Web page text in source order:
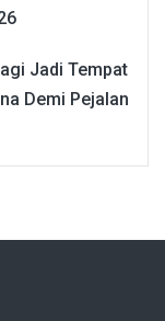
Jadi Tempat
Demi Pejalan